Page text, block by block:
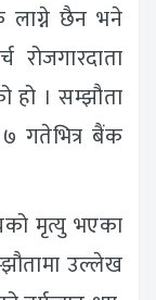
लाग्ने छैन भने
रोजगारदाता
हो । सम्झौता
गतेभित्र बैंक
मृत्यु भएका
उल्लेख